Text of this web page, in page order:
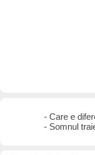
- Care e
- Somnul